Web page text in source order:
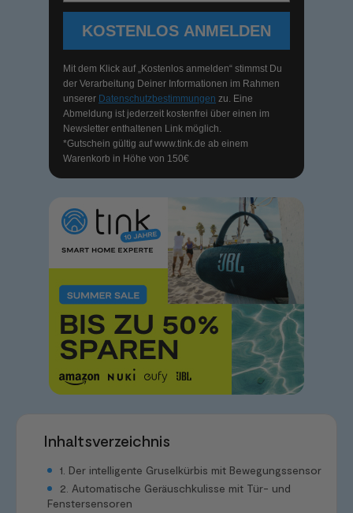
KOSTENLOS ANMELDEN
Mit dem Klick auf „Kostenlos anmelden“ stimmst Du
der Verarbeitung Deiner Informationen im Rahmen
unserer Datenschutzbestimmungen zu. Eine
Abmeldung ist jederzeit kostenfrei über einen im
Newsletter enthaltenen Link möglich.
*Gutschein gültig aufwww.tink.de ab einem
Warenkorb in Höhe von 150€
Inhaltsverzeichnis
1. Der intelligente Gruselkürbis mit Bewegungssensor
2. Automatische Geräuschkulisse mit Tür- und
Fenstersensoren